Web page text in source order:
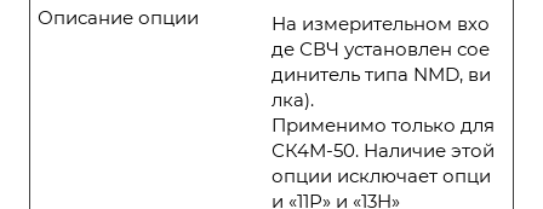
На измерительном вхо
де СВЧ установлен сое
динитель типа NMD, ви
лка).
Применимо только для
СК4М-50. Наличие этой
опции исключает опци
и «11Р» и «13Н»
Описание опции